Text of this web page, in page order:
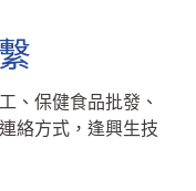
、保健食品批發、
絡方式，逢興生技